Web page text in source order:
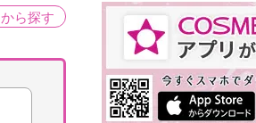
から探す